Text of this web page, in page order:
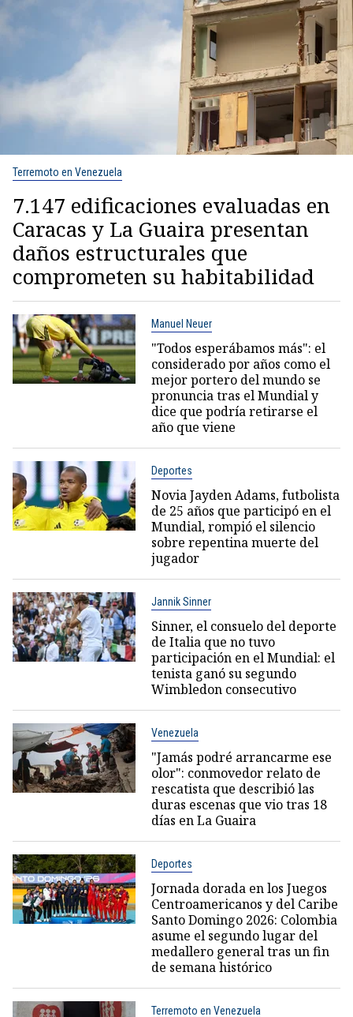
Terremoto en Venezuela
7.147 edificaciones evaluadas en
Caracas y La Guaira presentan
daños estructurales que
comprometen su habitabilidad
Manuel Neuer
"Todos esperábamos más": el
considerado por años como el
mejor portero del mundo se
pronuncia tras el Mundial y
dice que podría retirarse el
año que viene
Deportes
Novia Jayden Adams, futbolista
de 25 años que participó en el
Mundial, rompió el silencio
sobre repentina muerte del
jugador
Jannik Sinner
Sinner, el consuelo del deporte
de Italia que no tuvo
participación en el Mundial: el
tenista ganó su segundo
Wimbledon consecutivo
Venezuela
"Jamás podré arrancarme ese
olor": conmovedor relato de
rescatista que describió las
duras escenas que vio tras 18
días en La Guaira
Deportes
Jornada dorada en los Juegos
Centroamericanos y del Caribe
Santo Domingo 2026: Colombia
asume el segundo lugar del
medallero general tras un fin
de semana histórico
Terremoto en Venezuela